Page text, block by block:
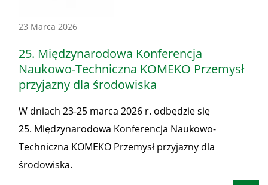
23 Marca 2026Konferencje
Honorowe
patronaty
WUG
25. Międzynarodowa Konferencja
Naukowo-Techniczna KOMEKO Przemysł
przyjazny dla środowiska
W dniach 23-25 marca 2026 r. odbędzie się
25. Międzynarodowa Konferencja Naukowo-
Techniczna KOMEKO Przemysł przyjazny dla
środowiska.